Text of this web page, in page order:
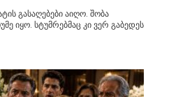
გასაღებები აიღო. შობა
იყო. სტუმრებმაც კი ვერ გაბედეს